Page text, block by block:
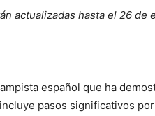
actualizadas hasta el 26 de
español que ha
pasos significativos